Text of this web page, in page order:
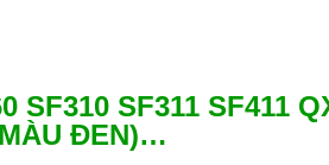
SF311 SF411
MÀU ĐEN)…